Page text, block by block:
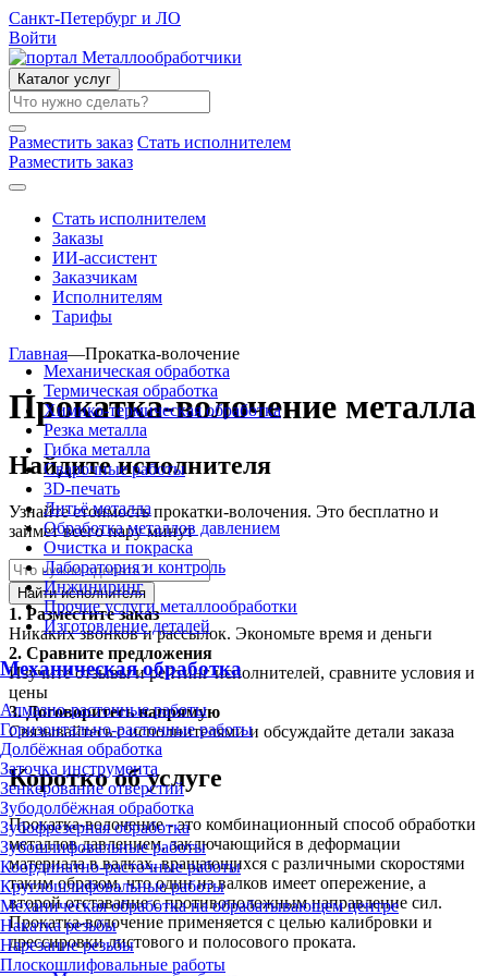
Санкт-Петербург и ЛО
Войти
Каталог услуг
Разместить заказ Стать исполнителем
Разместить заказ
Стать исполнителем
Заказы
ИИ-ассистент
Заказчикам
Исполнителям
Тарифы
Механическая обработка
Термическая обработка
Химико-термическая обработка
Резка металла
Гибка металла
Сварочные работы
3D-печать
Литьё металла
Обработка металлов давлением
Очистка и покраска
Лаборатория и контроль
Инжиниринг
Прочие услуги металлообработки
Изготовление деталей
Механическая обработка
Алмазно-расточные работы
Горизонтально-расточные работы
Долбёжная обработка
Заточка инструмента
Зенкерование отверстий
Зубодолбёжная обработка
Зубофрезерная обработка
Зубошлифовальные работы
Координатно-расточные работы
Круглошлифовальные работы
Механическая обработка на обрабатывающем центре
Накатка резьбы
Нарезание резьбы
Плоскошлифовальные работы
Главная—Прокатка-волочение
Прокатка-волочение металла
Найдите исполнителя
Узнайте стоимость прокатки-волочения. Это бесплатно и
займет всего пару минут
Найти исполнителя
1. Разместите заказ
Никаких звонков и рассылок. Экономьте время и деньги
2. Сравните предложения
Изучите отзывы и рейтинг исполнителей, сравните условия и
цены
3.Договоритесь напрямую
Связывайтесь с исполнителями и обсуждайте детали заказа
Коротко об услуге
Прокатка-волочение - это комбинационный способ обработки
металлов давлением, заключающийся в деформации
материала в валках, вращающихся с различными скоростями
таким образом, что один из валков имеет опережение, а
второй отставание с противоположным направление сил.
Прокатка-волочение применяется с целью калибровки и
дрессировки листового и полосового проката.